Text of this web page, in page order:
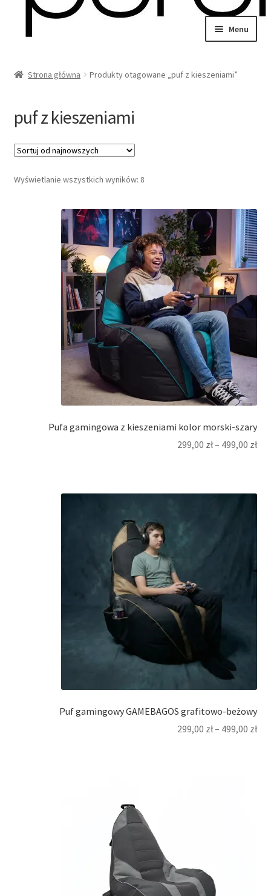
Menu
Strona główna Produkty otagowane „puf z kieszeniami”
puf z kieszeniami
Wyświetlanie wszystkich wyników: 8Posortowane
najnowszych
Pufa gamingowa z kieszeniami kolor morski-szary
299,00 zł– 499,00 zł
Puf gamingowy GAMEBAGOS grafitowo-beżowy
299,00 zł– 499,00 zł